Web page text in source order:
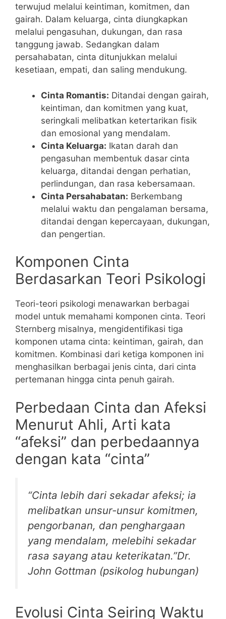
terwujud melalui keintiman, komitmen, dan
gairah. Dalam keluarga, cinta diungkapkan
melalui pengasuhan, dukungan, dan rasa
tanggung jawab. Sedangkan dalam
persahabatan, cinta ditunjukkan melalui
kesetiaan, empati, dan saling mendukung.
Cinta Romantis: Ditandai dengan gairah,
keintiman, dan komitmen yang kuat,
seringkali melibatkan ketertarikan fisik
dan emosional yang mendalam.
Cinta Keluarga: Ikatan darah dan
pengasuhan membentuk dasar cinta
keluarga, ditandai dengan perhatian,
perlindungan, dan rasa kebersamaan.
Cinta Persahabatan: Berkembang
melalui waktu dan pengalaman bersama,
ditandai dengan kepercayaan, dukungan,
dan pengertian.
Komponen Cinta
Berdasarkan Teori Psikologi
Teori-teori psikologi menawarkan berbagai
model untuk memahami komponen cinta. Teori
Sternberg misalnya, mengidentifikasi tiga
komponen utama cinta: keintiman, gairah, dan
komitmen. Kombinasi dari ketiga komponen ini
menghasilkan berbagai jenis cinta, dari cinta
pertemanan hingga cinta penuh gairah.
Perbedaan Cinta dan Afeksi
Menurut Ahli, Arti kata
“afeksi” dan perbedaannya
dengan kata “cinta”
“Cinta lebih dari sekadar afeksi; ia
melibatkan unsur-unsur komitmen,
pengorbanan, dan penghargaan
yang mendalam, melebihi sekadar
rasa sayang atau keterikatan.”Dr.
John Gottman (psikolog hubungan)
Evolusi Cinta Seiring Waktu